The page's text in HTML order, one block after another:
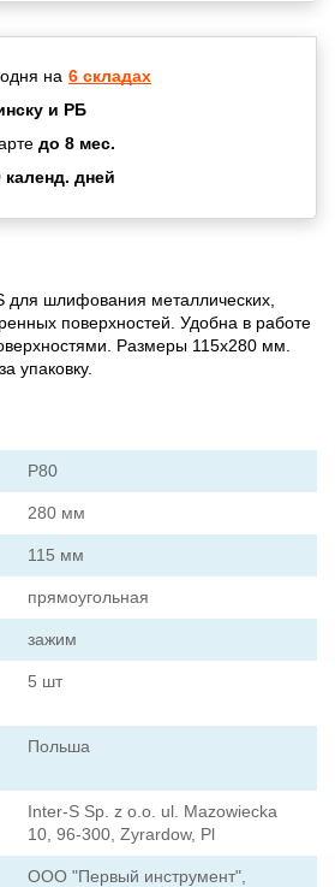
на 6 складах
и РБ
до 8 мес.
календ. дней
для шлифования металлических,
поверхностей. Удобна в работе
Размеры 115х280 мм.
упаковку.
P80
280 мм
115 мм
прямоугольная
зажим
5 шт
Польша
Inter-S Sp. z o.o. ul. Mazowiecka
10, 96-300, Zyrardow, Pl
ООО "Первый инструмент",